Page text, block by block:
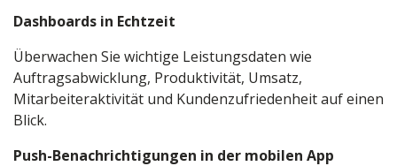
Dashboards in Echtzeit
Überwachen Sie wichtige Leistungsdaten wie
Auftragsabwicklung, Produktivität, Umsatz,
Mitarbeiteraktivität und Kundenzufriedenheit auf einen
Blick.
Push-Benachrichtigungen in der mobilen App